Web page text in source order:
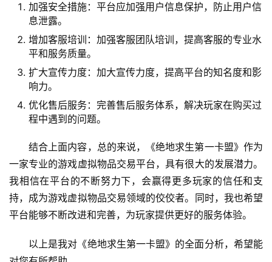
加强安全措施：平台应加强用户信息保护，防止用户信
息泄露。
增加客服培训：加强客服团队培训，提高客服的专业水
平和服务质量。
扩大宣传力度：加大宣传力度，提高平台的知名度和影
响力。
优化售后服务：完善售后服务体系，解决玩家在购买过
程中遇到的问题。
结合上面内容，总的来说，《绝地求生第一卡盟》作为
一家专业的游戏虚拟物品交易平台，具有很大的发展潜力。
我相信在平台的不断努力下，会赢得更多玩家的信任和支
持，成为游戏虚拟物品交易领域的佼佼者。同时，我也希望
平台能够不断改进和完善，为玩家提供更好的服务体验。
以上是我对《绝地求生第一卡盟》的全面分析，希望能